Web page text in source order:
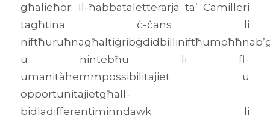
għalieħor. Il-ħabbataletterarja ta’ Camilleri
tagħtina ċ-ċans li
u nintebħu li fl-
umanitàhemmpossibilitajiet u
opportunitajietgħall-
bidladifferentiminndawk li